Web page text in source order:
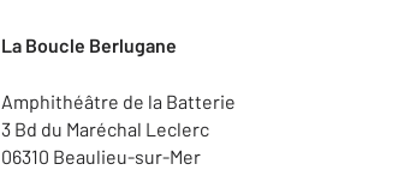
La Boucle Berlugane
Amphithéâtre de la Batterie
3 Bd du Maréchal Leclerc
06310 Beaulieu-sur-Mer